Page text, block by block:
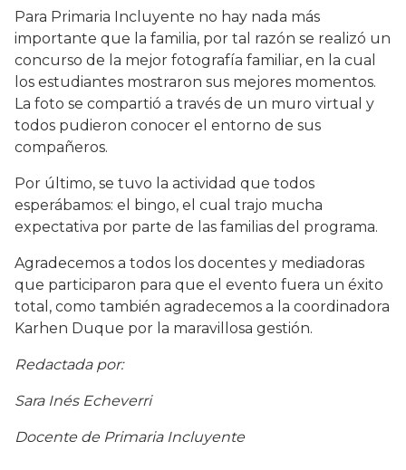
Para Primaria Incluyente no hay nada más
importante que la familia, por tal razón se realizó un
concurso de la mejor fotografía familiar, en la cual
los estudiantes mostraron sus mejores momentos.
La foto se compartió a través de un muro virtual y
todos pudieron conocer el entorno de sus
compañeros.
Por último, se tuvo la actividad que todos
esperábamos: el bingo, el cual trajo mucha
expectativa por parte de las familias del programa.
Agradecemos a todos los docentes y mediadoras
que participaron para que el evento fuera un éxito
total, como también agradecemos a la coordinadora
Karhen Duque por la maravillosa gestión.
Redactada por:
Sara Inés Echeverri
Docente de Primaria Incluyente